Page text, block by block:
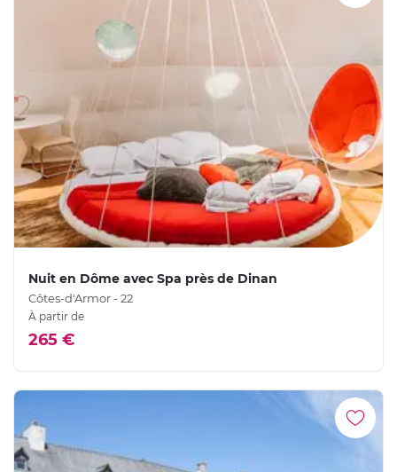
Nuit en Dôme avec Spa près de Dinan
Côtes-d'Armor - 22
À partir de
265 €